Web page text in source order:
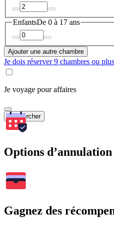
EnfantsDe 0 à 17 ans
Ajouter une autre chambre
Je dois réserver 9 chambres ou plus
Je voyage pour affaires
Rechercher
Options
Gagnez des